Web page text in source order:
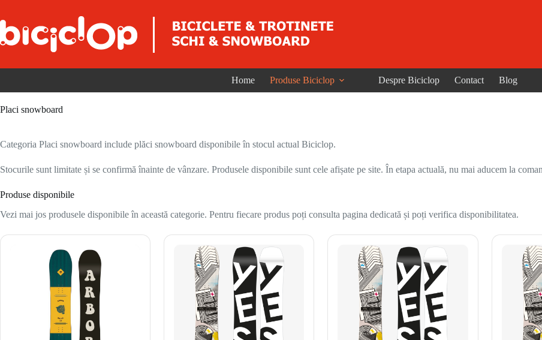
Home Produse Biciclop Despre Biciclop Contact Blog
Placi snowboard
Categoria Placi snowboard include plăci snowboard disponibile în stocul actual Biciclop.
Stocurile sunt limitate și se confirmă înainte de vânzare. Produsele disponibile sunt cele afișate pe site. În etapa actuală, nu mai aducem la
Produse disponibile
Vezi mai jos produsele disponibile în această categorie. Pentru fiecare produs poți consulta pagina dedicată și poți verifica disponibilitatea.